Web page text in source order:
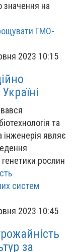
значення на
2023 10:15
та
інженерія являє
рослин
2023 10:45
за